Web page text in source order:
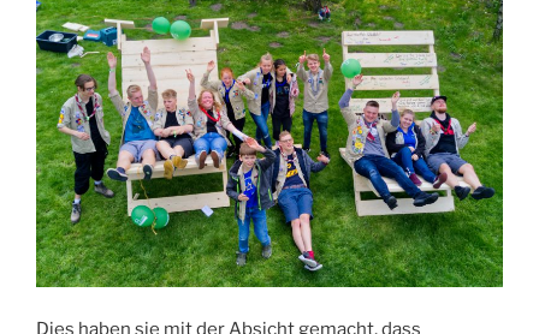
Dies haben sie mit der Absicht gemacht, dass